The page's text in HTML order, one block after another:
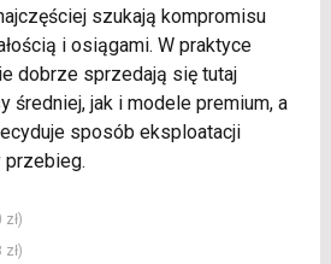
szukają kompromisu
i osiągami. W praktyce
dobrze sprzedają się tutaj
średniej, jak i modele premium, a
sposób eksploatacji
przebieg.